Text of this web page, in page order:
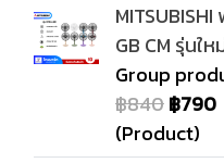
GB CM รุ่นใ
Group
฿840฿790
(Product)